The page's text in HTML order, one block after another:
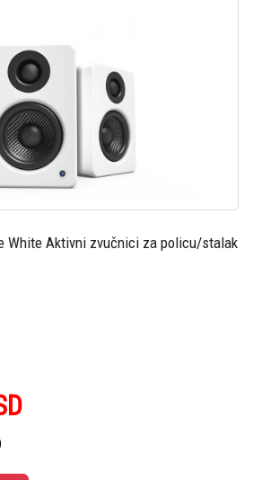
White Aktivni zvučnici za policu/stalak